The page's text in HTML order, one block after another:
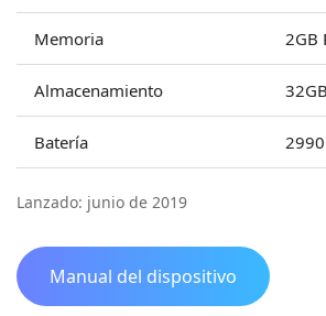
Memoria 2GB
Almacenamiento 32GB
Batería
Lanzado: junio de 2019
Manual del dispositivo